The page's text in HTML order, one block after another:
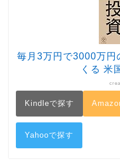
毎月3万円で3000万円
くる 米
Kindleで探す
Yahooで探す